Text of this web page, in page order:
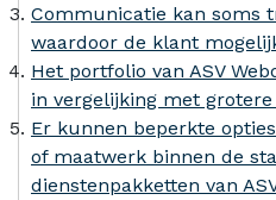
Communicatie kan soms
waardoor de klant
Het portfolio van ASV
in vergelijking met
Er kunnen beperkte
of maatwerk binnen de
dienstenpakketten van